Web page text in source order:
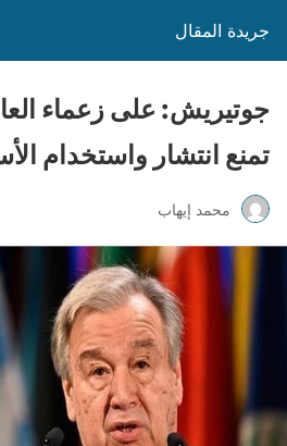
جريدة المقال
جوتيريش: على زعماء
تمنع انتشار واستخدام
محمد إيهاب